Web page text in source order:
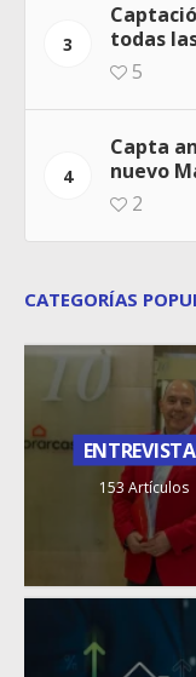
3
todas
5
4
Capta
nuevo
2
CATEGORÍAS
153 Artículos